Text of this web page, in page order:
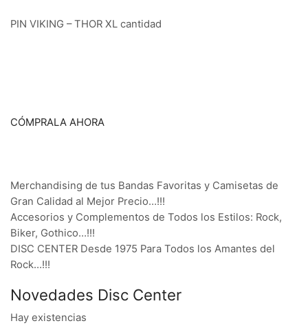
PIN VIKING – THOR XL cantidad
CÓMPRALA AHORA
Merchandising de tus Bandas Favoritas y Camisetas de
Gran Calidad al Mejor Precio…!!!
Accesorios y Complementos de Todos los Estilos: Rock,
Biker, Gothico…!!!
DISC CENTER Desde 1975 Para Todos los Amantes del
Rock…!!!
Novedades Disc Center
Hay existencias